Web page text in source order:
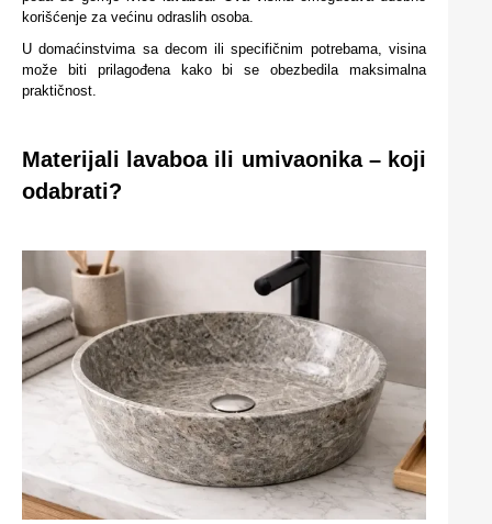
korišćenje za većinu odraslih osoba.
U domaćinstvima sa decom ili specifičnim potrebama, visina
može biti prilagođena kako bi se obezbedila maksimalna
praktičnost.
Materijali lavaboa ili umivaonika – koji
odabrati?